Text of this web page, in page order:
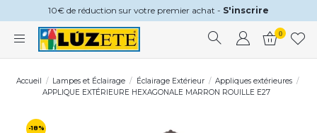
10€ de réduction sur votre premier achat - S'inscrire
0
Accueil Lampes et Éclairage Éclairage Extérieur
Appliques extérieures
APPLIQUE EXTÉRIEURE HEXAGONALE MARRON ROUILLE E27
-18%